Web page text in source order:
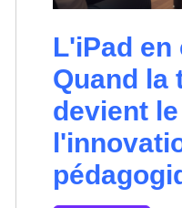
L'iPad en
Quand la
devient